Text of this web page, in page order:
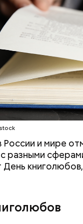
России и мире
с разными
День